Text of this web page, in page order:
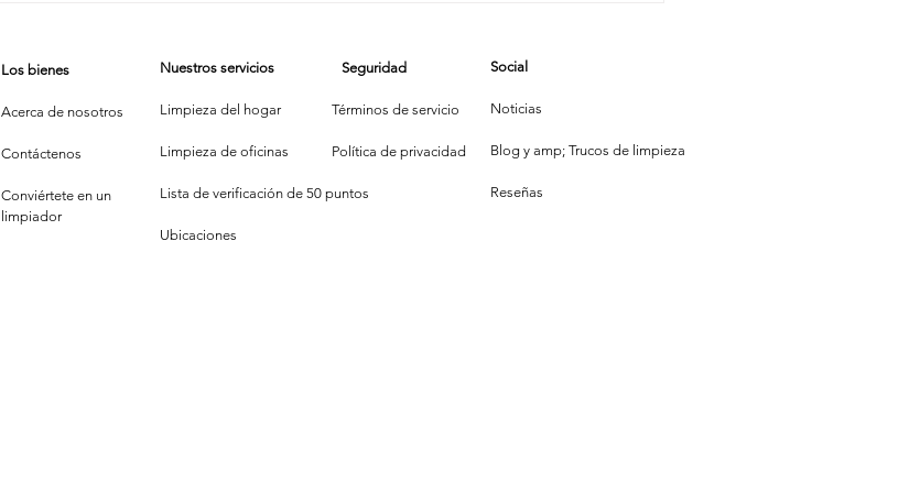
Más Bonito?
Limpieza
Los bienes
Acerca de nosotros
Contáctenos
Conviértete en un
limpiador
Nuestros servicios
Limpieza del hogar
Limpieza de oficinas
Lista de verificación de 50 puntos
Ubicaciones
Seguridad
Términos de servicio
Política de privacidad
Social
Noticias
Blog y amp; Trucos de limpieza
Reseñas